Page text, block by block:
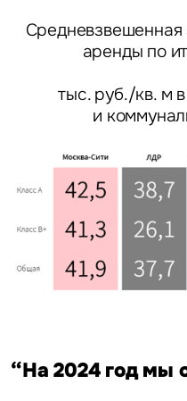
аренды по
тыс. руб./кв. м
и
“На 2024 год мы
Задайте
Вопрос
Предложение
Уведомления
Это обязательное поле